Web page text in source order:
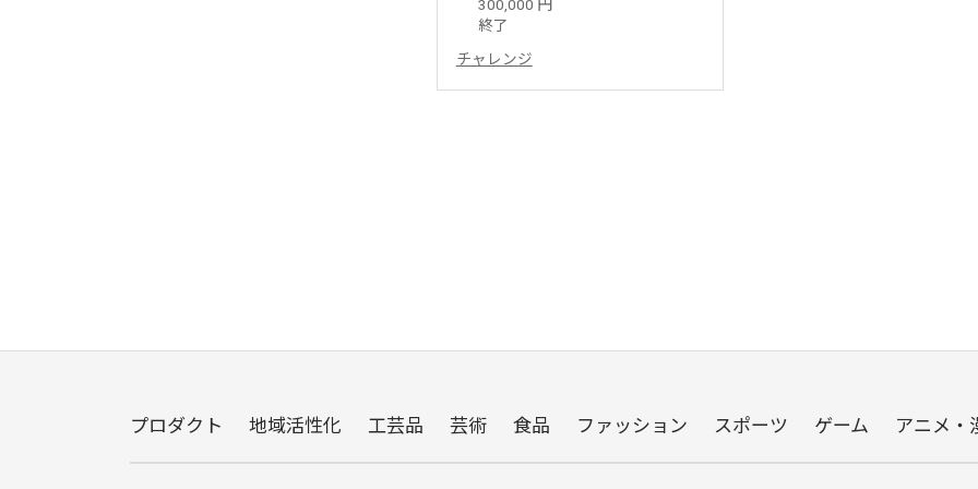
300,000 円
終了
チャレンジ
プロダクト 地域活性化 工芸品 芸術 食品 ファッション スポーツ ゲーム アニメ・